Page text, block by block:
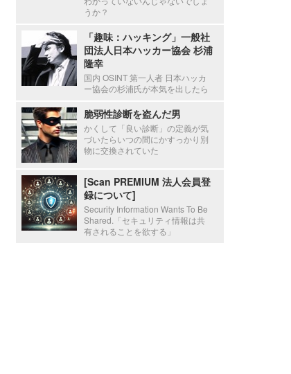
うか？
「趣味：ハッキング」一般社
団法人日本ハッカー協会 杉浦
隆幸
国内 OSINT 第一人者 日本ハッカ
ー協会の杉浦氏が本気を出したら
脆弱性診断を盗んだ男
かくして「良い診断」の定義が気
づいたらいつの間にかすっかり別
物に交換されていた
[Scan PREMIUM 法人会員登
録について]
Security Information Wants To Be
Shared.「セキュリティ情報は共
有されることを欲する」